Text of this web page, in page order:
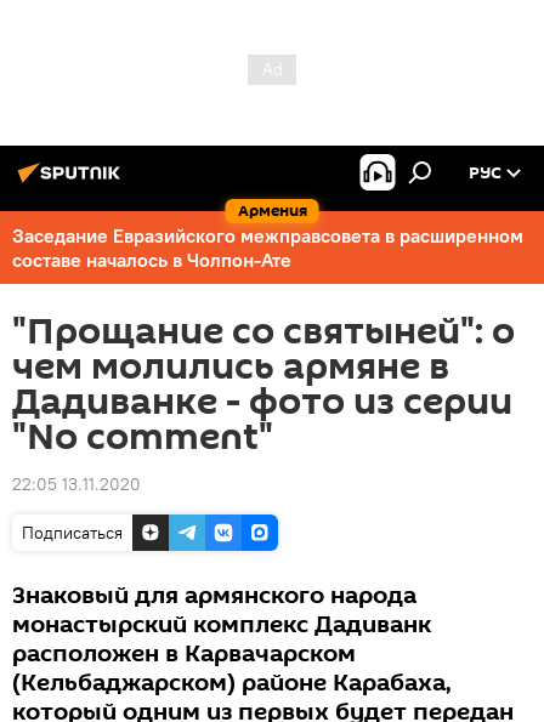
Армения
РУС
Заседание Евразийского межправсовета в расширенном
составе началось в Чолпон-Ате
"Прощание со святыней": о
чем молились армяне в
Дадиванке - фото из серии
"No comment"
22:05 13.11.2020
Подписаться
Знаковый для армянского народа
монастырский комплекс Дадиванк
расположен в Карвачарском
(Кельбаджарском) районе Карабаха,
который одним из первых будет передан